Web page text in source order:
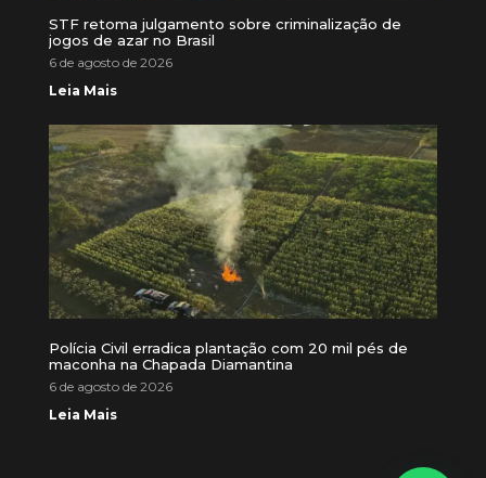
STF retoma julgamento sobre criminalização de
jogos de azar no Brasil
6 de agosto de 2026
Leia Mais
Polícia Civil erradica plantação com 20 mil pés de
maconha na Chapada Diamantina
6 de agosto de 2026
Leia Mais